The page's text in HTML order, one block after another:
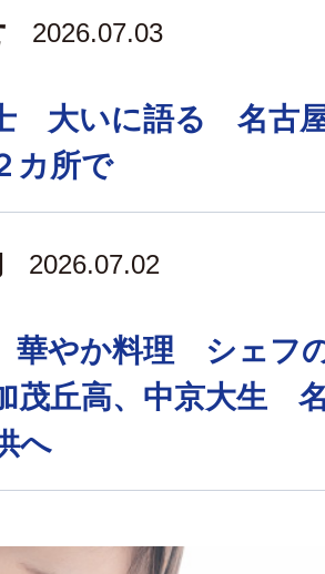
2026.07.03
大いに語る 名古
カ所で
2026.07.02
やか料理 シェフ
丘高、中京大生
へ